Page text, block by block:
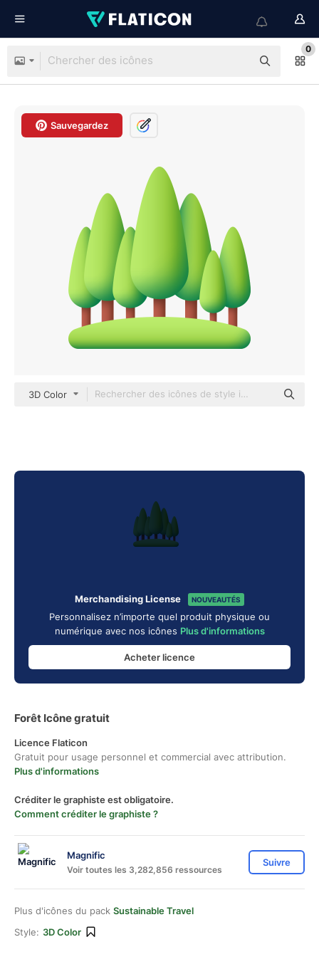
0
Sauvegardez
3D Color
Merchandising License NOUVEAUTÉS
Personnalisez n’importe quel produit physique ou
numérique avec nos icônes Plus d'informations
Acheter licence
Forêt Icône gratuit
Licence Flaticon
Gratuit pour usage personnel et commercial avec attribution.
Plus d'informations
Créditer le graphiste est obligatoire.
Comment créditer le graphiste ?
Magnific
Voir toutes les 3,282,856 ressources
Suivre
Plus d'icônes du pack Sustainable Travel
Style: 3D Color